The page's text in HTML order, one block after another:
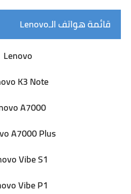
قائمة هواتف الـLenovo
Lenovo
K3 Note
A7000
A7000 Plus
Vibe S1
Vibe P1